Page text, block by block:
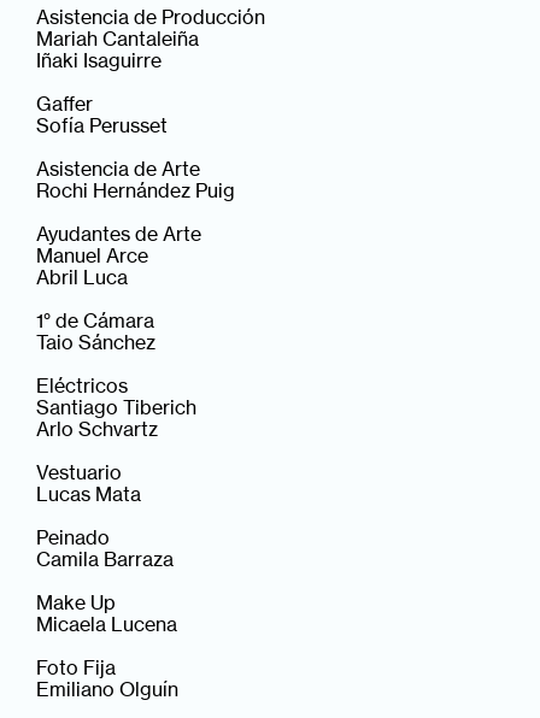
Asistencia de Producción
Mariah Cantaleiña
Iñaki Isaguirre
Gaffer
Sofía Perusset
Asistencia de Arte
Rochi Hernández Puig
Ayudantes de Arte
Manuel Arce
Abril Luca
1° de Cámara
Taio Sánchez
Eléctricos
Santiago Tiberich
Arlo Schvartz
Vestuario
Lucas Mata
Peinado
Camila Barraza
Make Up
Micaela Lucena
Foto Fija
Emiliano Olguín